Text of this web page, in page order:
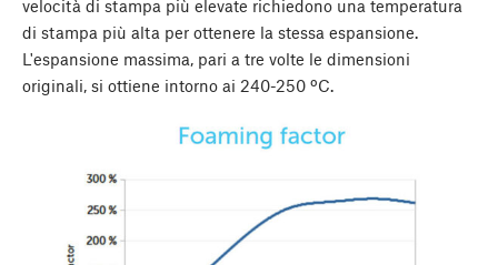
velocità di stampa più elevate richiedono una temperatura
di stampa più alta per ottenere la stessa espansione.
L'espansione massima, pari a tre volte le dimensioni
originali, si ottiene intorno ai 240-250 ºC.